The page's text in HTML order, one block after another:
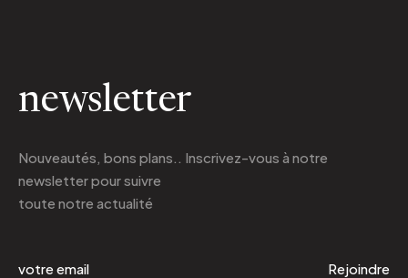
newsletter
Nouveautés, bons plans.. Inscrivez-vous à notre
newsletterpour suivre
toute notre actualité
Rejoindre